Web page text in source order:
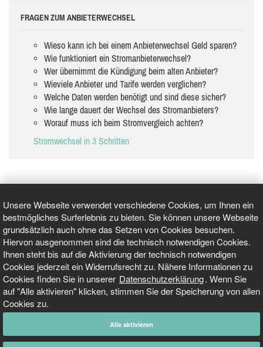
Unsere Webseite verwendet verschiedene Cookies, um Ihnen ein
bestmögliches Surferlebnis zu bieten. Sie können unsere Webseite
grundsätzlich auch ohne das Setzen von Cookies besuchen.
Hiervon ausgenommen sind die technisch notwendigen Cookies.
Ihnen steht bis auf die Aktivierung der technisch notwendigen
Cookies jederzeit ein Widerrufsrecht zu. Nähere Informationen zu
Cookies finden Sie in unserer Datenschutzerklärung. Wenn Sie
auf "Alle aktivieren" klicken, stimmen Sie der Speicherung von allen
Cookies zu.
Alle aktivieren
FRAGEN ZUM ANBIETERWECHSEL
Wieso kann ich bei einem Anbieterwechsel Geld sparen?
Wie funktioniert ein Stromanbieterwechsel?
Wer übernimmt die Kündigung beim alten Anbieter?
Wieviele Anbieter und Tarife werden verglichen?
Welche Daten werden benötigt und sind diese sicher?
Wie lange dauert der Wechsel des Stromanbieters?
Worauf muss ich beim Stromvergleich achten?
Stromwechsel in 3 Schritten
GEPRÜFT UND ZERTIFIZIERT
AKTUELLE NACHRICHTEN
TARIFO.DE